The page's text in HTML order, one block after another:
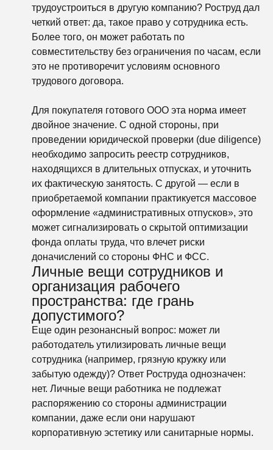
трудоустроиться в другую компанию? Роструд дал
четкий ответ: да, такое право у сотрудника есть.
Более того, он может работать по
совместительству без ограничения по часам, если
это не противоречит условиям основного
трудового договора.
Для покупателя готового ООО эта норма имеет
двойное значение. С одной стороны, при
проведении юридической проверки (due diligence)
необходимо запросить реестр сотрудников,
находящихся в длительных отпусках, и уточнить
их фактическую занятость. С другой — если в
приобретаемой компании практикуется массовое
оформление «административных отпусков», это
может сигнализировать о скрытой оптимизации
фонда оплаты труда, что влечет риски
доначислений со стороны ФНС и ФСС.
Личные вещи сотрудников и
организация рабочего
пространства: где грань
допустимого?
Еще один резонансный вопрос: может ли
работодатель утилизировать личные вещи
сотрудника (например, грязную кружку или
забытую одежду)? Ответ Роструда однозначен:
нет. Личные вещи работника не подлежат
распоряжению со стороны администрации
компании, даже если они нарушают
корпоративную эстетику или санитарные нормы.